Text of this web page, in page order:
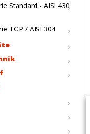
Standard - AISI 430
TOP / AISI 304